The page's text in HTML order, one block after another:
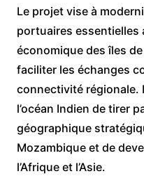
Le projet vise à
portuaires essentielles
économique des îles
faciliter les échanges
connectivité régionale.
l’océan Indien de tirer
géographique
Mozambique et de
l’Afrique et l’Asie.